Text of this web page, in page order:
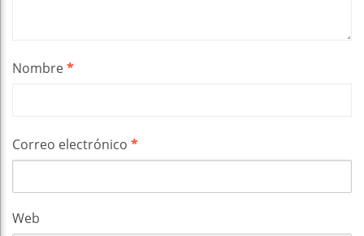
Nombre*
Correo electrónico *
Web